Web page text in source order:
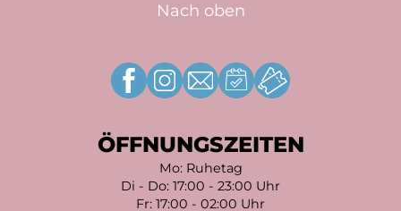
Nach oben
ÖFFNUNGSZEITEN
Mo: Ruhetag
Di - Do: 17:00 - 23:00 Uhr
Fr: 17:00 - 02:00 Uhr